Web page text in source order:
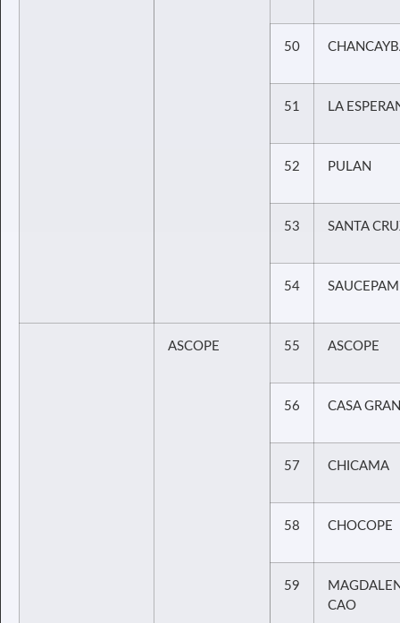
50
51 LA
52 PULAN
53 SANTA
54
ASCOPE 55 ASCOPE
56 CASA
57 CHICAMA
58 CHOCOPE
59
CAO